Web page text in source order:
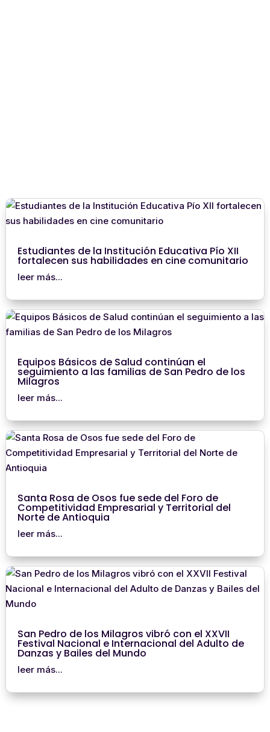
Estudiantes de la Institución Educativa Pío XII
fortalecen sus habilidades en cine comunitario
leer más...
Equipos Básicos de Salud continúan el
seguimiento a las familias de San Pedro de los
Milagros
leer más...
Santa Rosa de Osos fue sede del Foro de
Competitividad Empresarial y Territorial del
Norte de Antioquia
leer más...
San Pedro de los Milagros vibró con el XXVII
Festival Nacional e Internacional del Adulto de
Danzas y Bailes del Mundo
leer más...